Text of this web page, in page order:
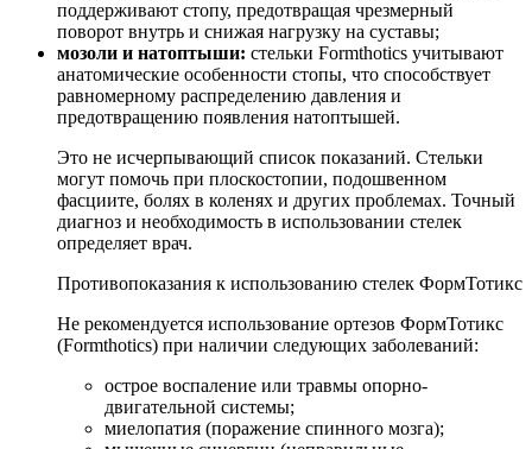
поддерживают стопу, предотвращая чрезмерный
поворот внутрь и снижая нагрузку на суставы;
мозоли и натоптыши: стельки Formthotics учитывают
анатомические особенности стопы, что способствует
равномерному распределению давления и
предотвращению появления натоптышей.
Это не исчерпывающий список показаний. Стельки
могут помочь при плоскостопии, подошвенном
фасциите, болях в коленях и других проблемах. Точный
диагноз и необходимость в использовании стелек
определяет врач.
Противопоказания к использованию стелек ФормТотикс
Не рекомендуется использование ортезов ФормТотикс
(Formthotics) при наличии следующих заболеваний:
острое воспаление или травмы опорно-
двигательной системы;
миелопатия (поражение спинного мозга);